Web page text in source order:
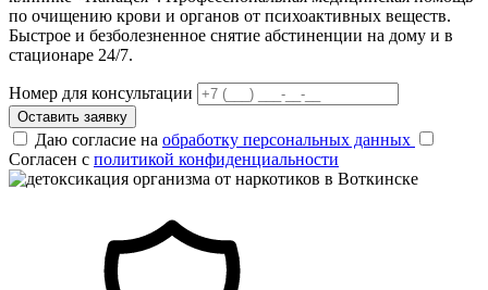
по очищению крови и органов от психоактивных веществ.
Быстрое и безболезненное снятие абстиненции на дому и в
стационаре 24/7.
Номер для консультации
Оставить заявку
Даю согласие на обработку персональных данных
Согласен с политикой конфиденциальности